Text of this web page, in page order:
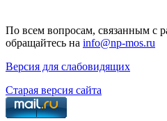
По всем вопросам, связанным с
обращайтесь на info@np-mos.ru
Версия для слабовидящих
Старая версия сайта